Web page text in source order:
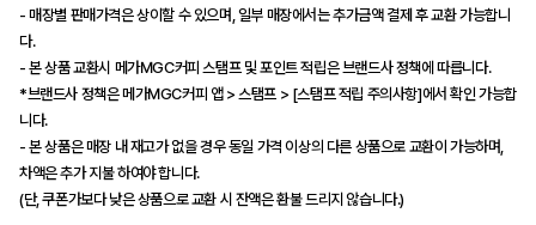
- 매장별 판매가격은 상이할 수 있으며, 일부 매장에서는 추가금액 결제 후 교환 가능합니
다.
- 본 상품 교환시 메가MGC커피 스탬프 및 포인트 적립은 브랜드사 정책에 따릅니다.
*브랜드사 정책은 메가MGC커피 앱 > 스탬프 > [스탬프 적립 주의사항]에서 확인 가능합
니다.
- 본 상품은 매장 내 재고가 없을 경우 동일 가격 이상의 다른 상품으로 교환이 가능하며,
차액은 추가 지불 하여야 합니다.
(단, 쿠폰가보다 낮은 상품으로 교환 시 잔액은 환불 드리지 않습니다.)